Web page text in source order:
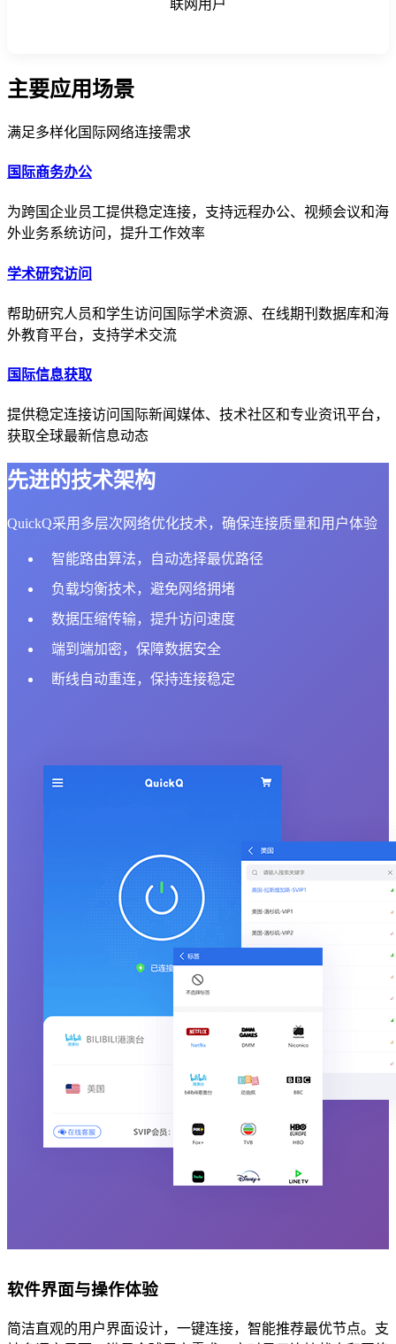
联网用户
主要应用场景
满足多样化国际网络连接需求
国际商务办公
为跨国企业员工提供稳定连接，支持远程办公、视频会议和海
外业务系统访问，提升工作效率
学术研究访问
帮助研究人员和学生访问国际学术资源、在线期刊数据库和海
外教育平台，支持学术交流
国际信息获取
提供稳定连接访问国际新闻媒体、技术社区和专业资讯平台，
获取全球最新信息动态
先进的技术架构
QuickQ采用多层次网络优化技术，确保连接质量和用户体验
智能路由算法，自动选择最优路径
负载均衡技术，避免网络拥堵
数据压缩传输，提升访问速度
端到端加密，保障数据安全
断线自动重连，保持连接稳定
软件界面与操作体验
简洁直观的用户界面设计，一键连接，智能推荐最优节点。支